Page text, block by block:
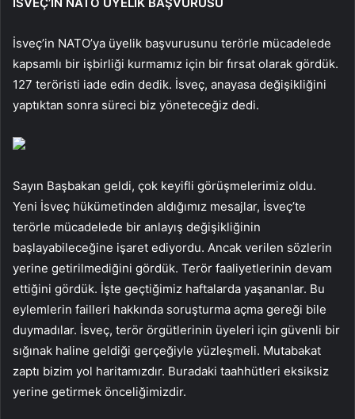
İsveç’in NATO’ya üyelik başvurusunu terörle mücadelede
kapsamlı bir işbirliği kurmamız için bir fırsat olarak gördük.
127 teröristi iade edin dedik. İsveç, anayasa değişikliğini
yaptıktan sonra süreci biz yöneteceğiz dedi.
Sayın Başbakan geldi, çok keyifli görüşmelerimiz oldu.
Yeni İsveç hükümetinden aldığımız mesajlar, İsveç’te
terörle mücadelede bir anlayış değişikliğinin
başlayabileceğine işaret ediyordu. Ancak verilen sözlerin
yerine getirilmediğini gördük. Terör faaliyetlerinin devam
ettiğini gördük. İşte geçtiğimiz haftalarda yaşananlar. Bu
eylemlerin failleri hakkında soruşturma açma gereği bile
duymadılar. İsveç, terör örgütlerinin üyeleri için güvenli bir
sığınak haline geldiği gerçeğiyle yüzleşmeli. Mutabakat
zaptı bizim yol haritamızdır. Buradaki taahhütleri eksiksiz
yerine getirmek önceliğimizdir.